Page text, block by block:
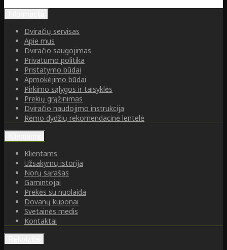
Dviračių servisas
Apie mus
Dviračio saugojimas
Privatumo politika
Pristatymo būdai
Apmokėjimo būdai
Pirkimo sąlygos ir taisyklės
Prekių grąžinimas
Dviračio naudojimo instrukcija
Rėmo dydžių rekomendacinė lentelė
Klientams
Užsakymų istorija
Norų sąrašas
Gamintojai
Prekės su nuolaida
Dovanų kuponai
Svetainės medis
Kontaktai